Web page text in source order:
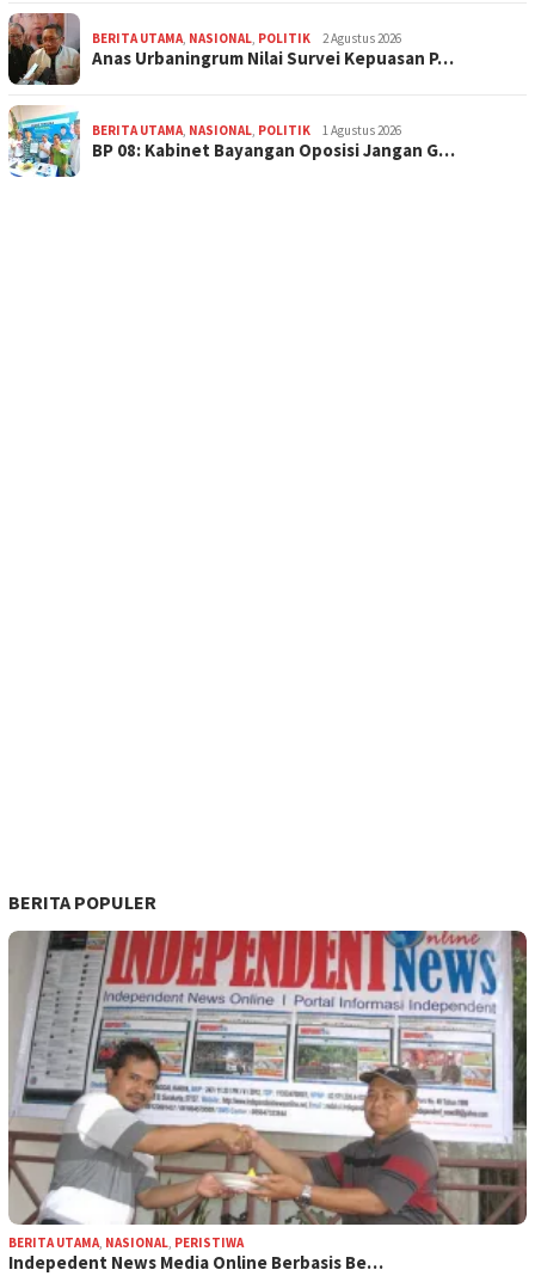
BERITA UTAMA, NASIONAL, POLITIK 2 Agustus 2026
Anas Urbaningrum Nilai Survei Kepuasan P…
BERITA UTAMA, NASIONAL, POLITIK 1 Agustus 2026
BP 08: Kabinet Bayangan Oposisi Jangan G…
BERITA POPULER
BERITA UTAMA, NASIONAL, PERISTIWA
Indepedent News Media Online Berbasis Be…